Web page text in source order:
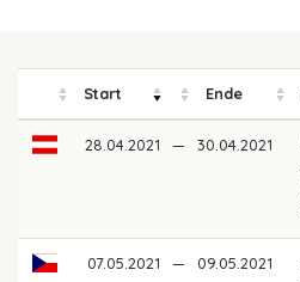
Start Ende
28.04.2021 — 30.04.2021
07.05.2021 — 09.05.2021